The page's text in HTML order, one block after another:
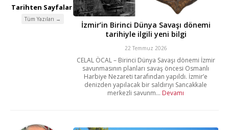
Tarihten Sayfalar
Tüm Yazıları →
İzmir’in Birinci Dünya Savaşı dönemi
tarihiyle ilgili yeni bilgi
22 Temmuz 2026
CELAL ÖCAL – Birinci Dünya Savaşı dönemi İzmir
savunmasının planları savaş öncesi Osmanlı
Harbiye Nezareti tarafından yapıldı. İzmir’e
denizden yapılacak bir saldırıyı Sancakkale
merkezli savunm... Devamı